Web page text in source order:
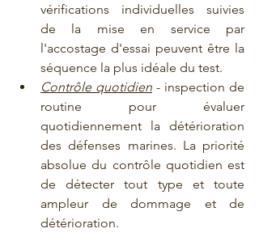
vérifications individuelles suivies
de la mise en service par
l'accostage d'essai peuvent être la
séquence la plus idéale du test.
Contrôle quotidien - inspection de
routine pour évaluer
quotidiennement la détérioration
des défenses marines. La priorité
absolue du contrôle quotidien est
de détecter tout type et toute
ampleur de dommage et de
détérioration.